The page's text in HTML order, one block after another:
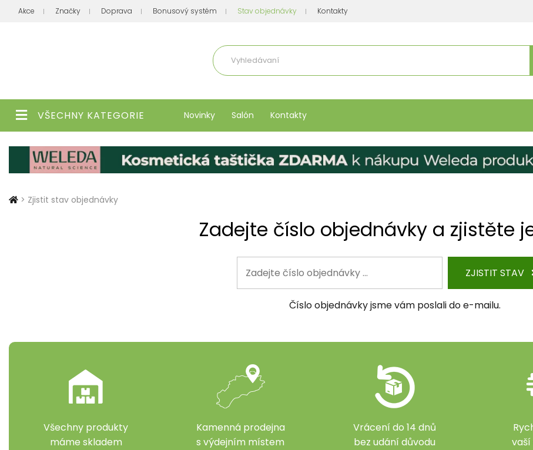
Akce Značky Doprava Bonusový systém Stav objednávky Kontakty
VŠECHNY KATEGORIE Novinky Salón Kontakty
> Zjistit stav objednávky
Zadejte číslo objednávky a zjistěte
ZJISTIT STAV
Číslo objednávky jsme vám poslali do e-mailu.
Všechny produkty
máme skladem
Kamenná prodejna
s výdejním místem
Vrácení do 14 dnů
bez udání důvodu